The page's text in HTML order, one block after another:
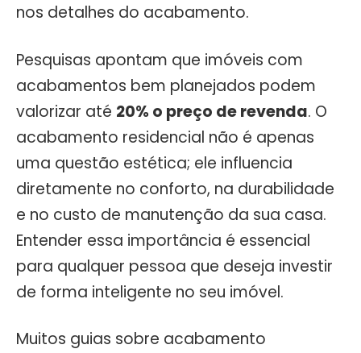
nos detalhes do acabamento.
Pesquisas apontam que imóveis com
acabamentos bem planejados podem
valorizar até 20% o preço de revenda. O
acabamento residencial não é apenas
uma questão estética; ele influencia
diretamente no conforto, na durabilidade
e no custo de manutenção da sua casa.
Entender essa importância é essencial
para qualquer pessoa que deseja investir
de forma inteligente no seu imóvel.
Muitos guias sobre acabamento